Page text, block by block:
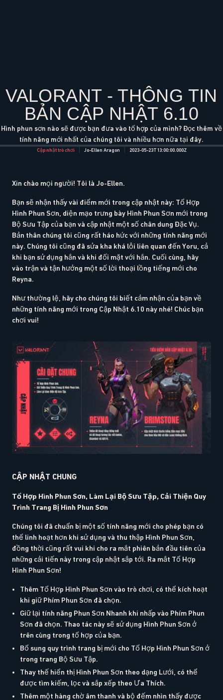
VALORANT - THÔNG TIN
BẢN CẬP NHẬT 6.10
Hình phun sơn nào sẽ được bạn đưa vào tổ hợp của mình? Đọc thêm về
tính năng mới nhất của chúng tôi và nhiều hơn nữa tại đây.
Cập nhật trò chơi Jo-Ellen Aragon 2023-05-23T13:00:00.000Z
Xin chào mọi người! Tôi là Jo-Ellen.
Bạn sẽ nhận thấy vài điểm mới trong cập nhật này: Tổ Hợp
Hình Phun Sơn, diện mạo trưng bày Hình Phun Sơn mới trong
Bộ Sưu Tập của bạn và cập nhật một số chân dung Đặc Vụ.
Bản thân chúng tôi cũng rất háo hức với những tính năng mới
này. Chúng tôi cũng đã sửa kha khá lỗi liên quan đến Yoru, cả
khi bạn sử dụng hắn và khi đối mặt với hắn. Cuối cùng, hãy
vào trận và tận hưởng một số lời thoại lồng tiếng mới cho
Reyna.
Như thường lệ, hãy cho chúng tôi biết cảm nhận của bạn về
những tính năng mới trong Cập Nhật 6.10 này nhé! Chúc bạn
chơi vui!
CẬP NHẬT CHUNG
Tổ Hợp Hình Phun Sơn, Làm Lại Bộ Sưu Tập, Cải Thiện Quy
Trình Trang Bị Hình Phun Sơn
Chúng tôi đã chuẩn bị một số tính năng mới cho phép bạn có
thể linh hoạt hơn khi sử dụng và thu thập Hình Phun Sơn,
đồng thời cũng rất vui khi cho ra mắt phiên bản đầu tiên của
những cải tiến này trong cập nhật sắp tới. Ra mắt Tổ Hợp
Hình Phun Sơn!
Thêm Tổ Hợp Hình Phun Sơn vào trò chơi, có thể kích hoạt
khi giữ Phím Phun Sơn đã chọn.
Giữ lại tính năng Phun Sơn Nhanh khi nhấp vào Phím Phun
Sơn đã chọn. Thao tác này sẽ sử dụng Hình Phun Sơn ở
trên cùng trong tổ hợp của bạn.
Bổ sung quy trình trang bị mới cho Tổ Hợp Hình Phun Sơn ở
trong trang Bộ Sưu Tập.
Thay thế hiển thị Hình Phun Sơn theo dạng Lưới, có thể
được tìm kiếm, lọc và sắp xếp theo Ưa Thích.
Thêm một hàng chờ âm thanh và bộ đếm nhìn thấy được